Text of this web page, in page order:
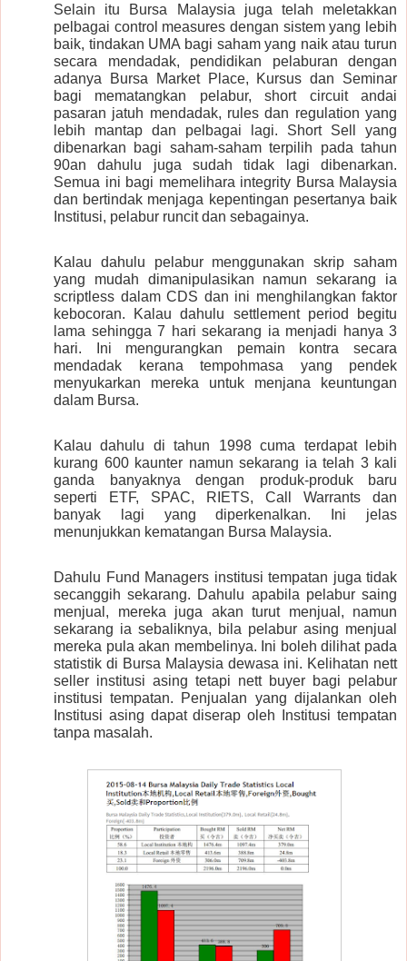
Selain itu Bursa Malaysia juga telah meletakkan
pelbagai control measures dengan sistem yang lebih
baik, tindakan UMA bagi saham yang naik atau turun
secara mendadak, pendidikan pelaburan dengan
adanya Bursa Market Place, Kursus dan Seminar
bagi mematangkan pelabur, short circuit andai
pasaran jatuh mendadak, rules dan regulation yang
lebih mantap dan pelbagai lagi. Short Sell yang
dibenarkan bagi saham-saham terpilih pada tahun
90an dahulu juga sudah tidak lagi dibenarkan.
Semua ini bagi memelihara integrity Bursa Malaysia
dan bertindak menjaga kepentingan pesertanya baik
Institusi, pelabur runcit dan sebagainya.
Kalau dahulu pelabur menggunakan skrip saham
yang mudah dimanipulasikan namun sekarang ia
scriptless dalam CDS dan ini menghilangkan faktor
kebocoran. Kalau dahulu settlement period begitu
lama sehingga 7 hari sekarang ia menjadi hanya 3
hari. Ini mengurangkan pemain kontra secara
mendadak kerana tempohmasa yang pendek
menyukarkan mereka untuk menjana keuntungan
dalam Bursa.
Kalau dahulu di tahun 1998 cuma terdapat lebih
kurang 600 kaunter namun sekarang ia telah 3 kali
ganda banyaknya dengan produk-produk baru
seperti ETF, SPAC, RIETS, Call Warrants dan
banyak lagi yang diperkenalkan. Ini jelas
menunjukkan kematangan Bursa Malaysia.
Dahulu Fund Managers institusi tempatan juga tidak
secanggih sekarang. Dahulu apabila pelabur saing
menjual, mereka juga akan turut menjual, namun
sekarang ia sebaliknya, bila pelabur asing menjual
mereka pula akan membelinya. Ini boleh dilihat pada
statistik di Bursa Malaysia dewasa ini. Kelihatan nett
seller institusi asing tetapi nett buyer bagi pelabur
institusi tempatan. Penjualan yang dijalankan oleh
Institusi asing dapat diserap oleh Institusi tempatan
tanpa masalah.